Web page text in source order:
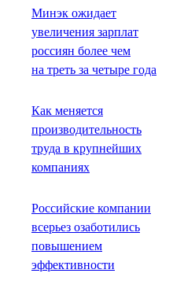
Минэк ожидает
увеличения зарплат
россиян более чем
на треть за четыре года
Как меняется
производительность
труда в крупнейших
компаниях
Российские компании
всерьез озаботились
повышением
эффективности